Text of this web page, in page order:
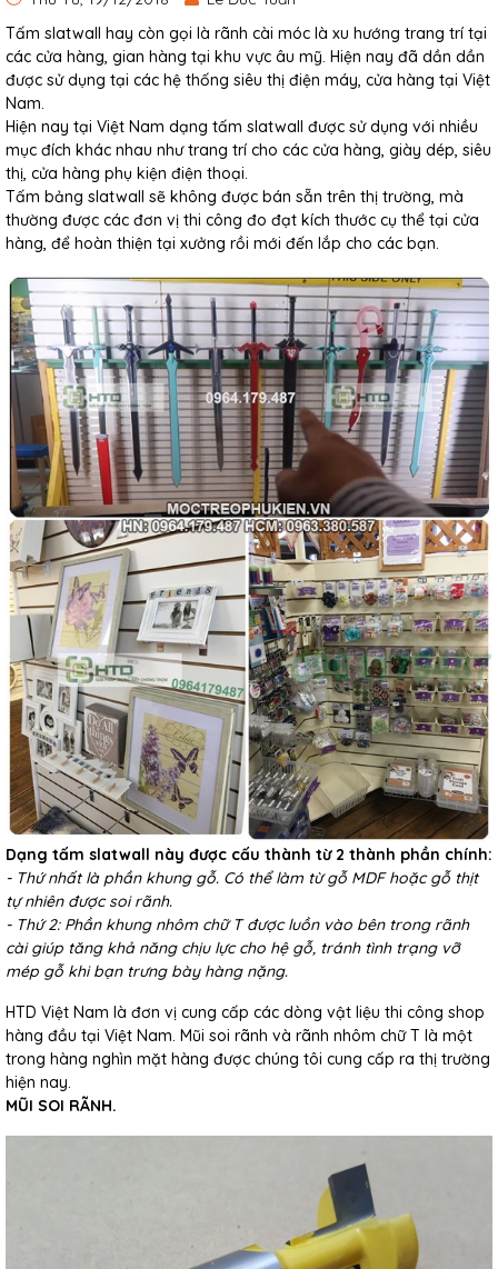
Tấm slatwall hay còn gọi là rãnh cài móc là xu hướng trang trí tại
các cửa hàng, gian hàng tại khu vực âu mỹ. Hiện nay đã dần dần
được sử dụng tại các hệ thống siêu thị điện máy, cửa hàng tại Việt
Nam.
Hiện nay tại Việt Nam dạng tấm slatwall được sử dụng với nhiều
mục đích khác nhau như trang trí cho các cửa hàng, giày dép, siêu
thị, cửa hàng phụ kiện điện thoại.
Tấm bảng slatwall sẽ không được bán sẵn trên thị trường, mà
thường được các đơn vị thi công đo đạt kích thước cụ thể tại cửa
hàng, để hoàn thiện tại xưởng rồi mới đến lắp cho các bạn.
Dạng tấm slatwall này được cấu thành từ 2 thành phần chính:
- Thứ nhất là phần khung gỗ. Có thể làm từ gỗ MDF hoặc gỗ thịt
tự nhiên được soi rãnh.
- Thứ 2: Phần khung nhôm chữ T được luồn vào bên trong rãnh
cài giúp tăng khả năng chịu lực cho hệ gỗ, tránh tình trạng vỡ
mép gỗ khi bạn trưng bày hàng nặng.
HTD Việt Nam là đơn vị cung cấp các dòng vật liệu thi công shop
hàng đầu tại Việt Nam. Mũi soi rãnh và rãnh nhôm chữ T là một
trong hàng nghìn mặt hàng được chúng tôi cung cấp ra thị trường
hiện nay.
MŨI SOI RÃNH.